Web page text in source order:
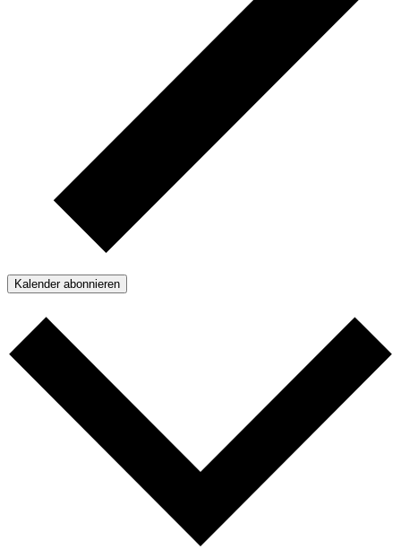
Kalender abonnieren